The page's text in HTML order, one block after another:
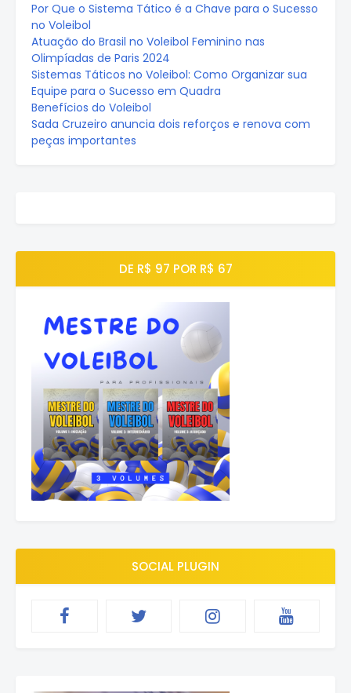
Por Que o Sistema Tático é a Chave para o Sucesso
no Voleibol
Atuação do Brasil no Voleibol Feminino nas
Olimpíadas de Paris 2024
Sistemas Táticos no Voleibol: Como Organizar sua
Equipe para o Sucesso em Quadra
Benefícios do Voleibol
Sada Cruzeiro anuncia dois reforços e renova com
peças importantes
DE R$ 97 POR R$ 67
SOCIAL PLUGIN